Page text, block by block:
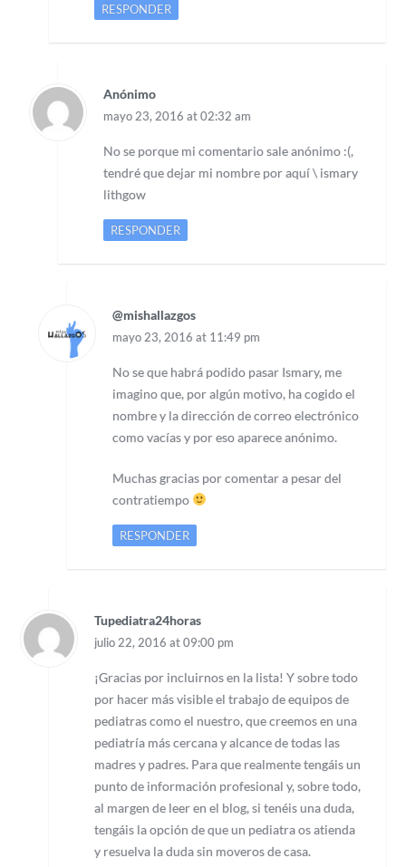
RESPONDER
Anónimo
mayo 23, 2016 at 02:32 am
No se porque mi comentario sale anónimo :(,
tendré que dejar mi nombre por aquí \ ismary
lithgow
RESPONDER
@mishallazgos
mayo 23, 2016 at 11:49 pm
No se que habrá podido pasar Ismary, me
imagino que, por algún motivo, ha cogido el
nombre y la dirección de correo electrónico
como vacías y por eso aparece anónimo.
Muchas gracias por comentar a pesar del
contratiempo
RESPONDER
Tupediatra24horas
julio 22, 2016 at 09:00 pm
¡Gracias por incluirnos en la lista! Y sobre todo
por hacer más visible el trabajo de equipos de
pediatras como el nuestro, que creemos en una
pediatría más cercana y alcance de todas las
madres y padres. Para que realmente tengáis un
punto de información profesional y, sobre todo,
al margen de leer en el blog, si tenéis una duda,
tengáis la opción de que un pediatra os atienda
y resuelva la duda sin moveros de casa.